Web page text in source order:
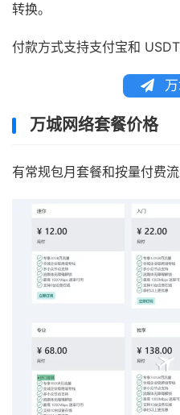
转换。
付款方式支持支付宝和 USDT
万城网络套餐价格
有常规包月套餐和按量付费流